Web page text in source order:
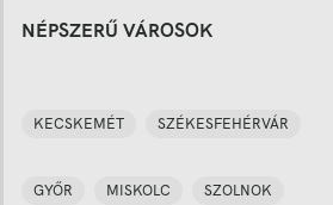
NÉPSZERŰ VÁROSOK
KECSKEMÉT SZÉKESFEHÉRVÁR
GYŐR MISKOLC SZOLNOK